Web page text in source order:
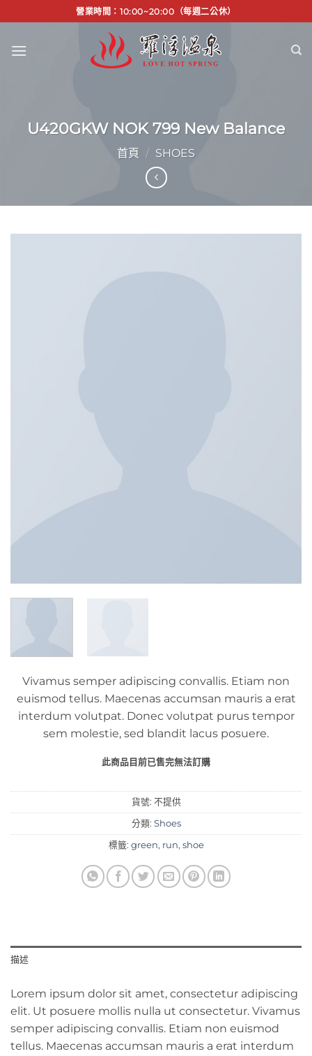
to
content
營業時間：10:00~20:00（每週二公休）
U420GKW NOK 799 New Balance
首頁 / SHOES
Vivamus semper adipiscing convallis. Etiam non
euismod tellus. Maecenas accumsan mauris a erat
interdum volutpat. Donec volutpat purus tempor
sem molestie, sed blandit lacus posuere.
此商品目前已售完無法訂購
貨號: 不提供
分類: Shoes
標籤: green, run, shoe
描述
Lorem ipsum dolor sit amet, consectetur adipiscing
elit. Ut posuere mollis nulla ut consectetur. Vivamus
semper adipiscing convallis. Etiam non euismod
tellus. Maecenas accumsan mauris a erat interdum